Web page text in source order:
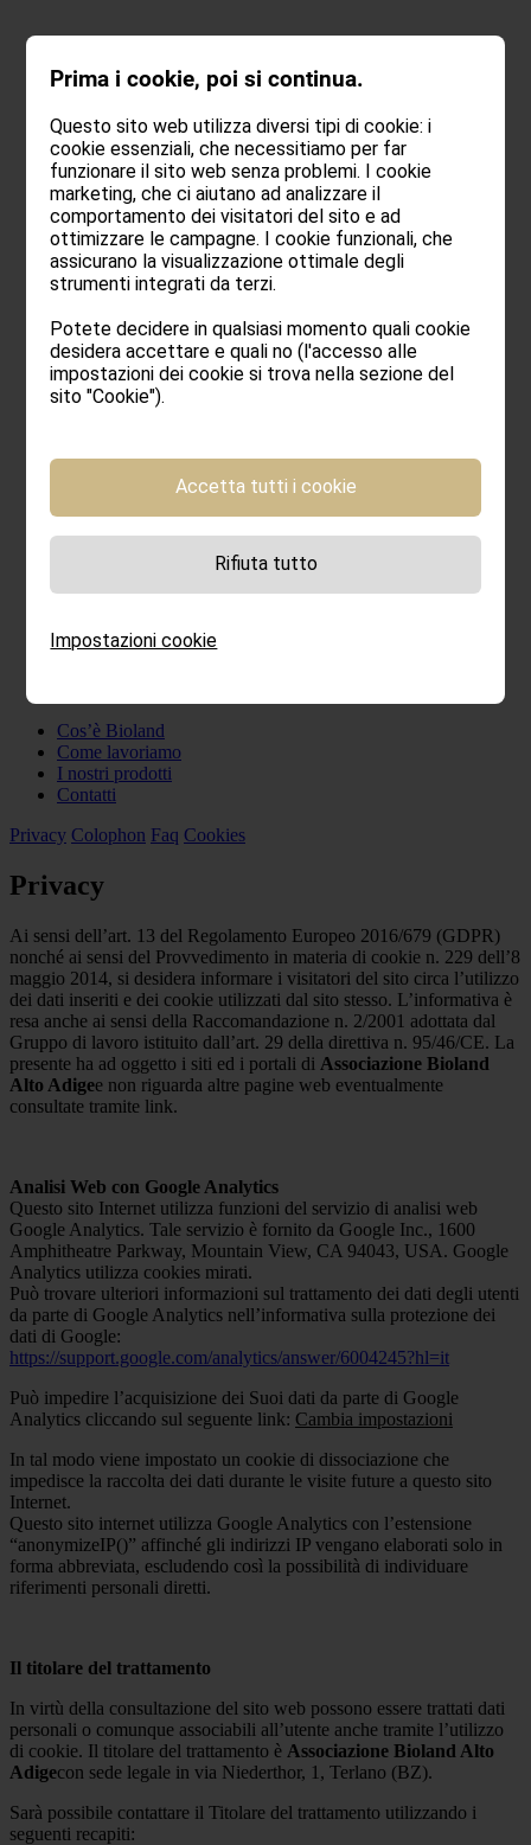
Cos’è Bioland
Come lavoriamo
I nostri prodotti
Contatti
Privacy Colophon Faq Cookies
Privacy
Ai sensi dell’art. 13 del Regolamento Europeo 2016/679 (GDPR)
nonché ai sensi del Provvedimento in materia di cookie n. 229 dell’8
maggio 2014, si desidera informare i visitatori del sito circa l’utilizzo
dei dati inseriti e dei cookie utilizzati dal sito stesso. L’informativa è
resa anche ai sensi della Raccomandazione n. 2/2001 adottata dal
Gruppo di lavoro istituito dall’art. 29 della direttiva n. 95/46/CE. La
presente ha ad oggetto i siti ed i portali di Associazione Bioland
Alto Adigee non riguarda altre pagine web eventualmente
consultate tramite link.
Analisi Web con Google Analytics
Questo sito Internet utilizza funzioni del servizio di analisi web
Google Analytics. Tale servizio è fornito da Google Inc., 1600
Amphitheatre Parkway, Mountain View, CA 94043, USA. Google
Analytics utilizza cookies mirati.
Può trovare ulteriori informazioni sul trattamento dei dati degli utenti
da parte di Google Analytics nell’informativa sulla protezione dei
dati di Google:
https://support.google.com/analytics/answer/6004245?hl=it
Può impedire l’acquisizione dei Suoi dati da parte di Google
Analytics cliccando sul seguente link: Cambia impostazioni
In tal modo viene impostato un cookie di dissociazione che
impedisce la raccolta dei dati durante le visite future a questo sito
Internet.
Questo sito internet utilizza Google Analytics con l’estensione
“anonymizeIP()” affinché gli indirizzi IP vengano elaborati solo in
forma abbreviata, escludendo così la possibilità di individuare
riferimenti personali diretti.
Il titolare del trattamento
In virtù della consultazione del sito web possono essere trattati dati
personali o comunque associabili all’utente anche tramite l’utilizzo
di cookie. Il titolare del trattamento è Associazione Bioland Alto
Adigecon sede legale in via Niederthor, 1, Terlano (BZ).
Sarà possibile contattare il Titolare del trattamento utilizzando i
seguenti recapiti:
Prima i cookie, poi si continua.
Questo sito web utilizza diversi tipi di cookie: i
cookie essenziali, che necessitiamo per far
funzionare il sito web senza problemi. I cookie
marketing, che ci aiutano ad analizzare il
comportamento dei visitatori del sito e ad
ottimizzare le campagne. I cookie funzionali, che
assicurano la visualizzazione ottimale degli
strumenti integrati da terzi.
Potete decidere in qualsiasi momento quali cookie
desidera accettare e quali no (l'accesso alle
impostazioni dei cookie si trova nella sezione del
sito "Cookie").
Impostazioni cookie
Accetta tutti i cookie
Rifiuta tutto